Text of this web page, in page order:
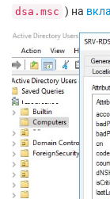
dsa.msc ) на